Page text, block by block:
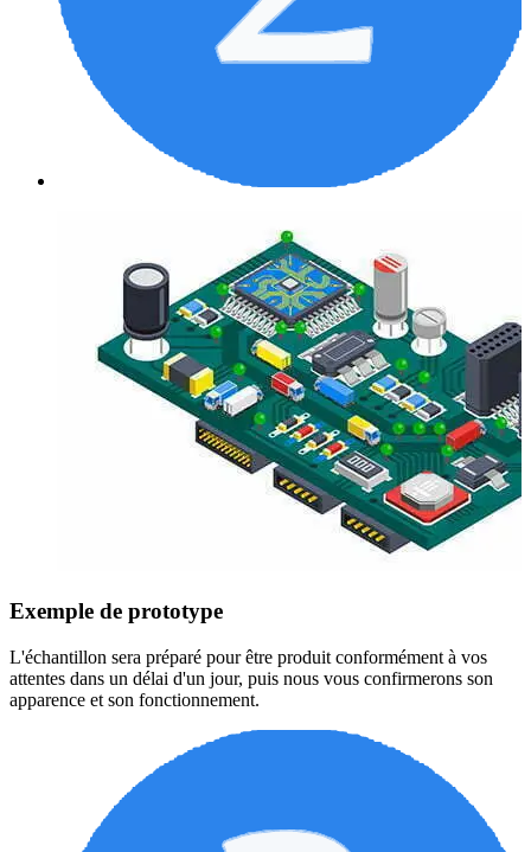
Exemple de prototype
L'échantillon sera préparé pour être produit conformément à vos
attentes dans un délai d'un jour, puis nous vous confirmerons son
apparence et son fonctionnement.